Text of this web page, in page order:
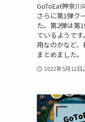
GoToEat神奈川
さらに第1弾ク
た。第2弾は第
ているようで
用なのかなど
まとめました。
2022年5月12日